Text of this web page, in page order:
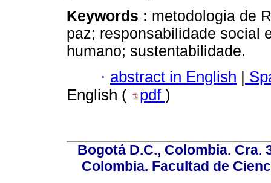
Keywords : metodologia de
paz; responsabilidade social
humano; sustentabilidade.
· abstract in English |
English (
pdf )
Bogotá D.C., Colombia. Cra.
Colombia. Facultad de